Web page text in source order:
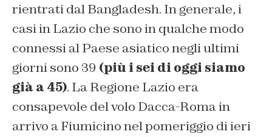
rientrati dal Bangladesh. In generale, i
casi in Lazio che sono in qualche modo
connessi al Paese asiatico negli ultimi
giorni sono 39 (più i sei di oggi siamo
già a 45). La Regione Lazio era
consapevole del volo Dacca-Roma in
arrivo a Fiumicino nel pomeriggio di ieri